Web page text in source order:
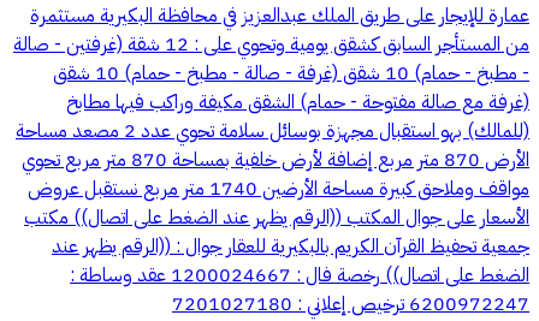
عمارة للإيجار على طريق الملك عبدالعزيز في محافظة البكيرية مستثمرة
من المستأجر السابق كشقق يومية وتحوي على : 12 شقة (غرفتين - صالة
- مطبخ - حمام) 10 شقق (غرفة - صالة - مطبخ - حمام) 10 شقق
(غرفة مع صالة مفتوحة - حمام) الشقق مكيفة وراكب فيها مطابخ
(للمالك) بهو استقبال مجهزة بوسائل سلامة تحوي عدد 2 مصعد مساحة
الأرض 870 متر مربع إضافة لأرض خلفية بمساحة 870 متر مربع تحوي
مواقف وملاحق كبيرة مساحة الأرضين 1740 متر مربع نستقبل عروض
الأسعار على جوال المكتب ((الرقم يظهر عند الضغط على اتصال)) مكتب
جمعية تحفيظ القرآن الكريم بالبكيرية للعقار جوال : ((الرقم يظهر عند
الضغط على اتصال)) رخصة فال : 1200024667 عقد وساطة :
6200972247 ترخيص إعلاني : 7201027180